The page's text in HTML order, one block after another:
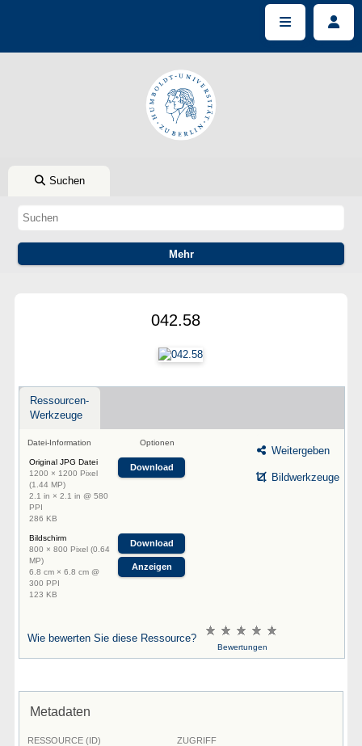
Suchen
042.58
Ressourcen-
Werkzeuge
Datei-Information Optionen
Original JPG Datei
1200 × 1200 Pixel
(1.44 MP)
2.1 in × 2.1 in @ 580
PPI
286 KB
Download
Bildschirm
800 × 800 Pixel (0.64
MP)
6.8 cm × 6.8 cm @
300 PPI
123 KB
Download
Anzeigen
Weitergeben
Bildwerkzeuge
Wie bewerten Sie diese Ressource?
Bewertungen
Metadaten
RESSOURCE (ID) ZUGRIFF